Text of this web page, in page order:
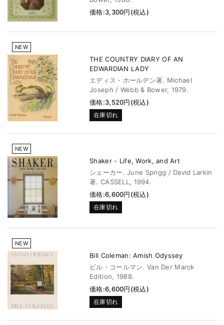
価格:3,300円(税込)
NEW
THE COUNTRY DIARY OF AN
EDWARDIAN LADY
エディス・ホールデン著. Michael
Joseph / Webb & Bower, 1979.
価格:3,520円(税込)
在庫切れ
NEW
Shaker - Life, Work, and Art
シェーカー. June Sprigg / David Larkin
著. CASSELL, 1994.
価格:6,600円(税込)
在庫切れ
NEW
Bill Coleman: Amish Odyssey
ビル・コールマン. Van Der Marck
Edition, 1988.
価格:6,600円(税込)
在庫切れ